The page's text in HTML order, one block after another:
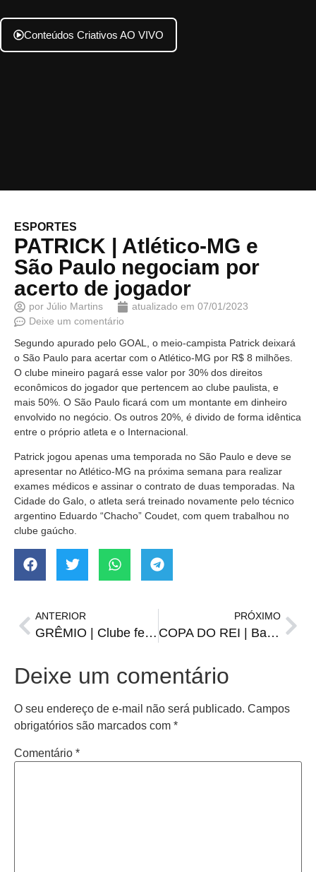
Conteúdos Criativos AO VIVO
ESPORTES
PATRICK | Atlético-MG e
São Paulo negociam por
acerto de jogador
por Júlio Martins atualizado em 07/01/2023
Deixe um comentário
Segundo apurado pelo GOAL, o meio-campista Patrick deixará
o São Paulo para acertar com o Atlético-MG por R$ 8 milhões.
O clube mineiro pagará esse valor por 30% dos direitos
econômicos do jogador que pertencem ao clube paulista, e
mais 50%. O São Paulo ficará com um montante em dinheiro
envolvido no negócio. Os outros 20%, é divido de forma idêntica
entre o próprio atleta e o Internacional.
Patrick jogou apenas uma temporada no São Paulo e deve se
apresentar no Atlético-MG na próxima semana para realizar
exames médicos e assinar o contrato de duas temporadas. Na
Cidade do Galo, o atleta será treinado novamente pelo técnico
argentino Eduardo “Chacho” Coudet, com quem trabalhou no
clube gaúcho.
ANTERIOR
GRÊMIO | Clube fez contato com Andreas Pereira, ex-Flamengo
PRÓXIMO
COPA DO REI | Barcelona enfrentará o modesto AD Ceuta e Real Madrid terá confronto difícil
Deixe um comentário
O seu endereço de e-mail não será publicado. Campos
obrigatórios são marcados com *
Comentário *